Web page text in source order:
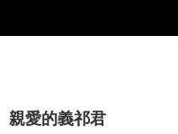
親愛的義祁君